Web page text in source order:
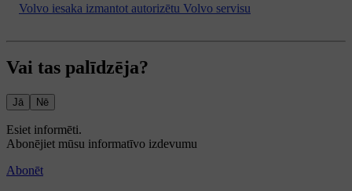
Volvo iesaka izmantot autorizētu Volvo servisu
Vai tas palīdzēja?
Jā Nē